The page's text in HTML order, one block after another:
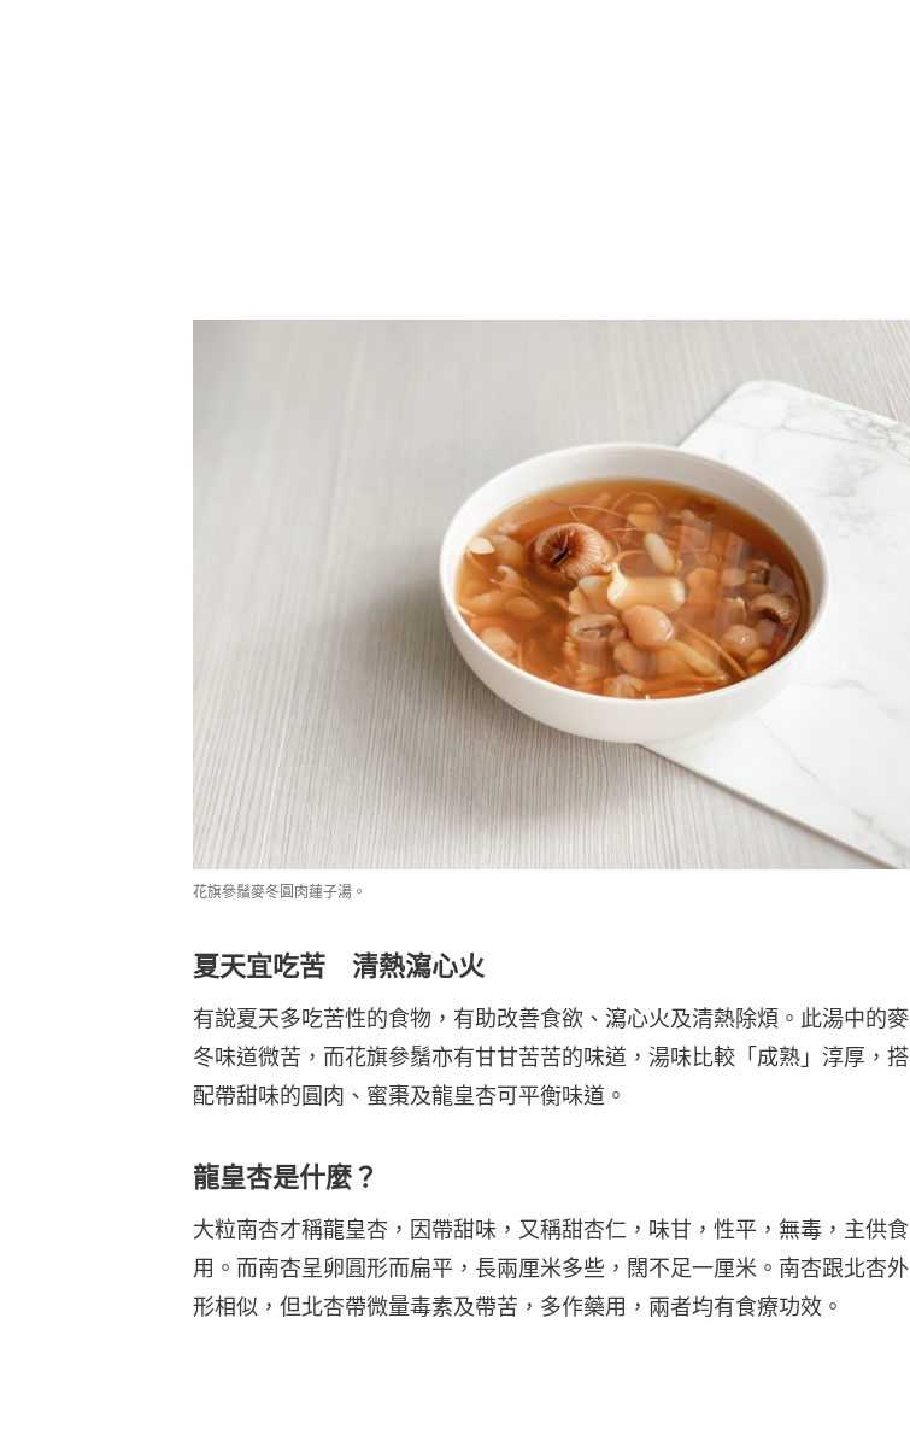
花旗參鬚麥冬圓肉蓮子湯。
夏天宜吃苦 清熱瀉心火
有說夏天多吃苦性的食物，有助改善食欲、瀉心火及清熱除煩。此湯中的麥
冬味道微苦，而花旗參鬚亦有甘甘苦苦的味道，湯味比較「成熟」淳厚，搭
配帶甜味的圓肉、蜜棗及龍皇杏可平衡味道。
龍皇杏是什麼？
大粒南杏才稱龍皇杏，因帶甜味，又稱甜杏仁，味甘，性平，無毒，主供食
用。而南杏呈卵圓形而扁平，長兩厘米多些，闊不足一厘米。南杏跟北杏外
形相似，但北杏帶微量毒素及帶苦，多作藥用，兩者均有食療功效。